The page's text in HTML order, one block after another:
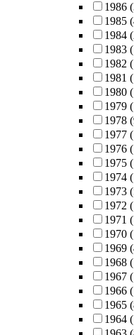
1986
1985
1984
1983
1982
1981
1980
1979
1978
1977
1976
1975
1974
1973
1972
1971
1970
1969
1968
1967
1966
1965
1964